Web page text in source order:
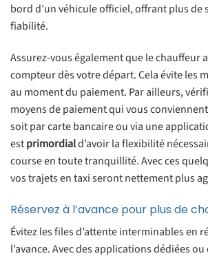
bord d’un véhicule officiel, offrant plus de
fiabilité.
Assurez-vous également que le chauffeur
compteur dès votre départ. Cela évite les
au moment du paiement. Par ailleurs,
moyens de paiement qui vous
soit par carte bancaire ou via une
estprimordiald’avoir la flexibilité
course en toute tranquillité. Avec ces
vos trajets en taxi seront nettement plus
Réservez à l’avance pour plus de
Évitez les files d’attente interminables en
l’avance. Avec des applications dédiées